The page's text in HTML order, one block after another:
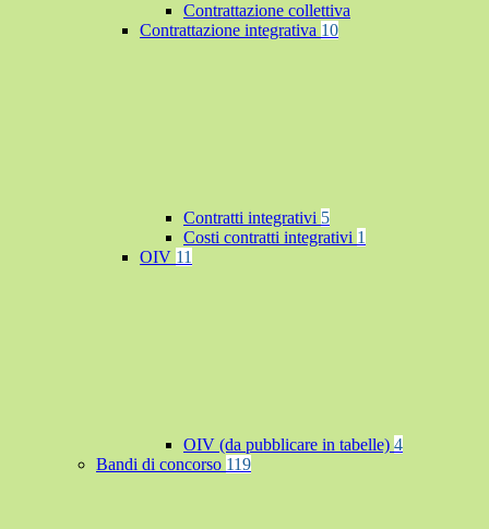
Contrattazione collettiva
Contrattazione integrativa 10
Contratti integrativi 5
Costi contratti integrativi 1
OIV 11
OIV (da pubblicare in tabelle) 4
Bandi di concorso 119